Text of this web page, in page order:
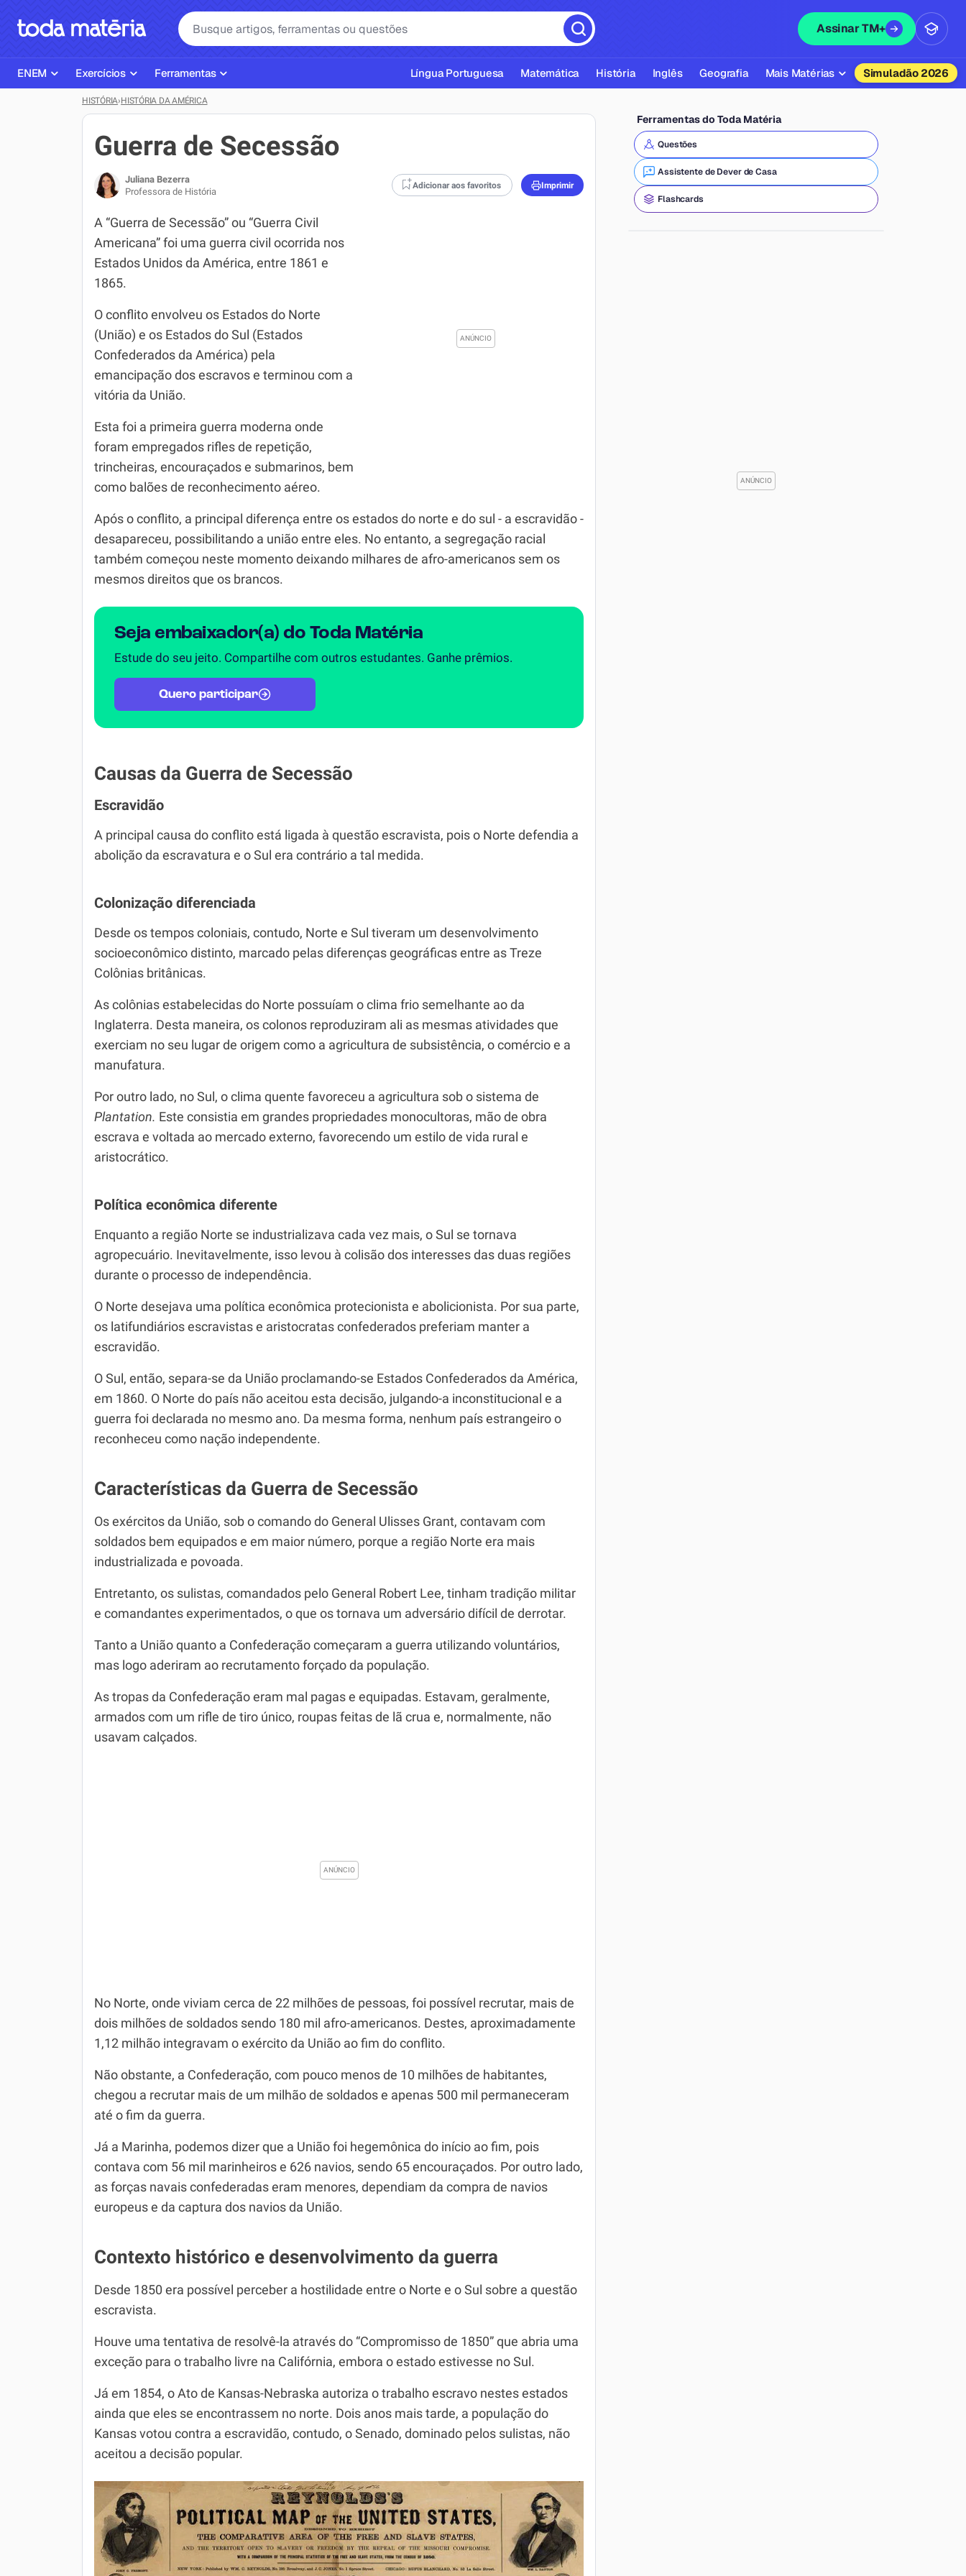
Assinar TM+
ENEM
Página Inicial ENEM
Plano de Estudos
Corretor de Redação
Exercícios ENEM
Simulados ENEM
Exercícios
ENEM
Matemática
História
Biologia
Inglês
Geografia
Química
Todos os Exercícios
Ferramentas
Ajudante de Dever de Casa
Corretor de Redação
Gerador Referências Bibliográficas ABNT
Língua Portuguesa Matemática História Inglês Geografia Mais Matérias
Química
Física
Filosofia
Simuladão 2026
HISTÓRIA›HISTÓRIA DA AMÉRICA
Guerra de Secessão
Juliana Bezerra
Professora de História
Adicionar aos favoritos Imprimir
A “Guerra de Secessão” ou “Guerra Civil
Americana” foi uma guerra civil ocorrida nos
Estados Unidos da América, entre 1861 e
1865.
O conflito envolveu os Estados do Norte
(União) e os Estados do Sul (Estados
Confederados da América) pela
emancipação dos escravos e terminou com a
vitória da União.
Esta foi a primeira guerra moderna onde
foram empregados rifles de repetição,
trincheiras, encouraçados e submarinos, bem
como balões de reconhecimento aéreo.
Após o conflito, a principal diferença entre os estados do norte e do sul - a escravidão -
desapareceu, possibilitando a união entre eles. No entanto, a segregação racial
também começou neste momento deixando milhares de afro-americanos sem os
mesmos direitos que os brancos.
Seja embaixador(a) do Toda Matéria
Estude do seu jeito. Compartilhe com outros estudantes. Ganhe prêmios.
Quero participar
Causas da Guerra de Secessão
Escravidão
A principal causa do conflito está ligada à questão escravista, pois o Norte defendia a
abolição da escravatura e o Sul era contrário a tal medida.
Colonização diferenciada
Desde os tempos coloniais, contudo, Norte e Sul tiveram um desenvolvimento
socioeconômico distinto, marcado pelas diferenças geográficas entre as Treze
Colônias britânicas.
As colônias estabelecidas do Norte possuíam o clima frio semelhante ao da
Inglaterra. Desta maneira, os colonos reproduziram ali as mesmas atividades que
exerciam no seu lugar de origem como a agricultura de subsistência, o comércio e a
manufatura.
Por outro lado, no Sul, o clima quente favoreceu a agricultura sob o sistema de
Plantation. Este consistia em grandes propriedades monocultoras, mão de obra
escrava e voltada ao mercado externo, favorecendo um estilo de vida rural e
aristocrático.
Política econômica diferente
Enquanto a região Norte se industrializava cada vez mais, o Sul se tornava
agropecuário. Inevitavelmente, isso levou à colisão dos interesses das duas regiões
durante o processo de independência.
O Norte desejava uma política econômica protecionista e abolicionista. Por sua parte,
os latifundiários escravistas e aristocratas confederados preferiam manter a
escravidão.
O Sul, então, separa-se da União proclamando-se Estados Confederados da América,
em 1860. O Norte do país não aceitou esta decisão, julgando-a inconstitucional e a
guerra foi declarada no mesmo ano. Da mesma forma, nenhum país estrangeiro o
reconheceu como nação independente.
Características da Guerra de Secessão
Os exércitos da União, sob o comando do General Ulisses Grant, contavam com
soldados bem equipados e em maior número, porque a região Norte era mais
industrializada e povoada.
Entretanto, os sulistas, comandados pelo General Robert Lee, tinham tradição militar
e comandantes experimentados, o que os tornava um adversário difícil de derrotar.
Tanto a União quanto a Confederação começaram a guerra utilizando voluntários,
mas logo aderiram ao recrutamento forçado da população.
As tropas da Confederação eram mal pagas e equipadas. Estavam, geralmente,
armados com um rifle de tiro único, roupas feitas de lã crua e, normalmente, não
usavam calçados.
No Norte, onde viviam cerca de 22 milhões de pessoas, foi possível recrutar, mais de
dois milhões de soldados sendo 180 mil afro-americanos. Destes, aproximadamente
1,12 milhão integravam o exército da União ao fim do conflito.
Não obstante, a Confederação, com pouco menos de 10 milhões de habitantes,
chegou a recrutar mais de um milhão de soldados e apenas 500 mil permaneceram
até o fim da guerra.
Já a Marinha, podemos dizer que a União foi hegemônica do início ao fim, pois
contava com 56 mil marinheiros e 626 navios, sendo 65 encouraçados. Por outro lado,
as forças navais confederadas eram menores, dependiam da compra de navios
europeus e da captura dos navios da União.
Contexto histórico e desenvolvimento da guerra
Desde 1850 era possível perceber a hostilidade entre o Norte e o Sul sobre a questão
escravista.
Houve uma tentativa de resolvê-la através do “Compromisso de 1850” que abria uma
exceção para o trabalho livre na Califórnia, embora o estado estivesse no Sul.
Já em 1854, o Ato de Kansas-Nebraska autoriza o trabalho escravo nestes estados
ainda que eles se encontrassem no norte. Dois anos mais tarde, a população do
Kansas votou contra a escravidão, contudo, o Senado, dominado pelos sulistas, não
aceitou a decisão popular.
Ferramentas do Toda Matéria
Questões
Assistente de Dever de Casa
Flashcards